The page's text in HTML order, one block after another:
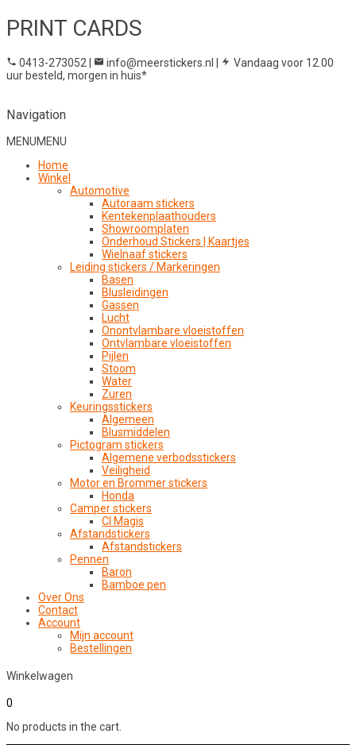
PRINT CARDS
0413-273052 | info@meerstickers.nl |
Vandaag voor 12.00
uur besteld, morgen in huis*
Navigation
MENUMENU
Home
Winkel
Automotive
Autoraam stickers
Kentekenplaathouders
Showroomplaten
Onderhoud Stickers | Kaartjes
Wielnaaf stickers
Leiding stickers / Markeringen
Basen
Blusleidingen
Gassen
Lucht
Onontvlambare vloeistoffen
Ontvlambare vloeistoffen
Pijlen
Stoom
Water
Zuren
Keuringsstickers
Algemeen
Blusmiddelen
Pictogram stickers
Algemene verbodsstickers
Veiligheid
Motor en Brommer stickers
Honda
Camper stickers
CI Magis
Afstandstickers
Afstandstickers
Pennen
Baron
Bamboe pen
Over Ons
Contact
Account
Mijn account
Bestellingen
Winkelwagen
0
No products in the cart.